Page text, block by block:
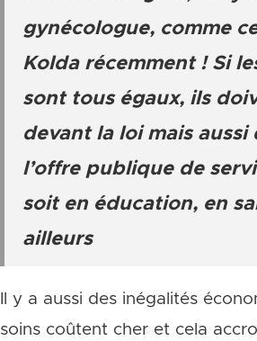
gynécologue, comme
Kolda récemment ! Si
sont tous égaux, ils
devant la loi mais aussi
l’offre publique de
soit en éducation, en
ailleurs
Il y a aussi des inégalités
soins coûtent cher et cela